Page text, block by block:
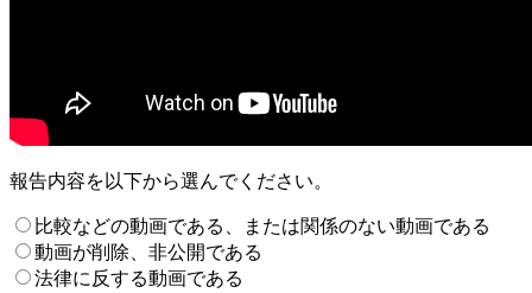
報告内容を以下から選んでください。
比較などの動画である、または関係のない動画である
動画が削除、非公開である
法律に反する動画である